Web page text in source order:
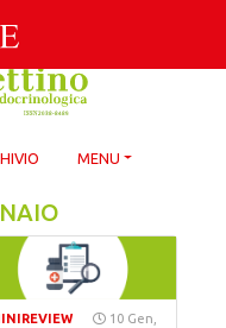
MENU
10 Gen,